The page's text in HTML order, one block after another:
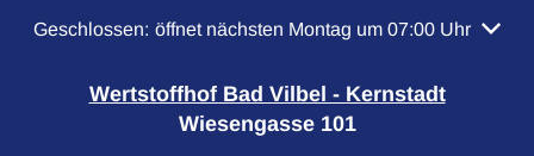
Klicken, um weitere Öffnungs- oder Schließzeiten
Geschlossen: öffnet nächsten Montag um 07:00 Uhr
Wertstoffhof Bad Vilbel - Kernstadt
Wiesengasse 101